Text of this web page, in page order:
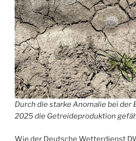
Durch die starke Anomalie bei der
2025 die Getreideproduktion
Wie der Deutsche Wetterdienst